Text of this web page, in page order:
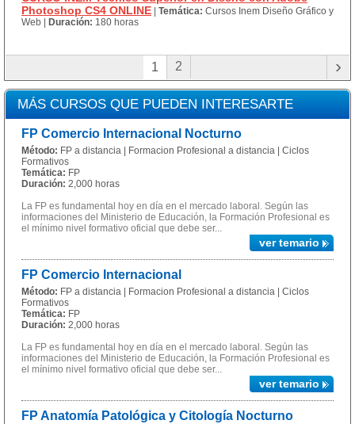
Photoshop CS4 ONLINE
Temática: Cursos Inem Diseño Gráfico y
Web
Duración: 180 horas
1 2 ›
MÁS CURSOS QUE PUEDEN INTERESARTE
FP Comercio Internacional Nocturno
Método: FP a distancia | Formacion Profesional a distancia | Ciclos
Formativos
Temática: FP
Duración: 2,000 horas
La FP es fundamental hoy en día en el mercado laboral. Según las
informaciones del Ministerio de Educación, la Formación Profesional es
el mínimo nivel formativo oficial que debe ser...
ver temario
FP Comercio Internacional
Método: FP a distancia | Formacion Profesional a distancia | Ciclos
Formativos
Temática: FP
Duración: 2,000 horas
La FP es fundamental hoy en día en el mercado laboral. Según las
informaciones del Ministerio de Educación, la Formación Profesional es
el mínimo nivel formativo oficial que debe ser...
ver temario
FP Anatomía Patológica y Citología Nocturno